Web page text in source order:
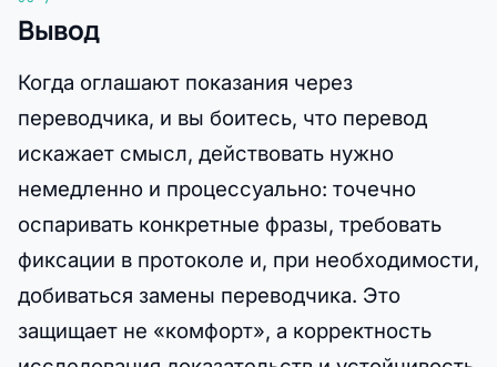
Вывод
Когда оглашают показания через
переводчика, и вы боитесь, что перевод
искажает смысл, действовать нужно
немедленно и процессуально: точечно
оспаривать конкретные фразы, требовать
фиксации в протоколе и, при необходимости,
добиваться замены переводчика. Это
защищает не «комфорт», а корректность